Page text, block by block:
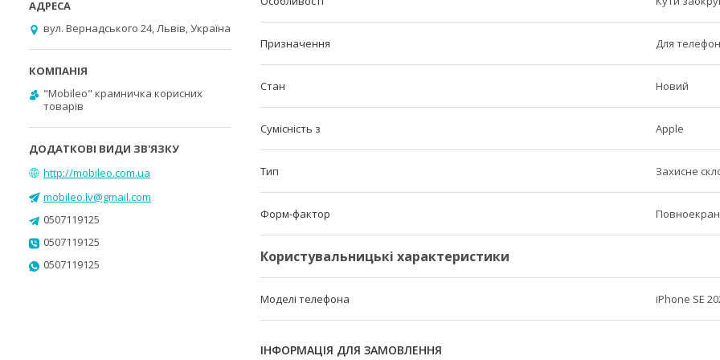
Призначення Для
Стан Новий
Сумісність з Apple
Тип Захисне
Форм-фактор
Користувальницькі характеристики
Моделі телефона iPhone SE
ІНФОРМАЦІЯ ДЛЯ ЗАМОВЛЕННЯ
вул. Вернадського 24, Львів, Україна
"Mobileo" крамничка корисних
товарів
http://mobileo.com.ua
mobileo.lv@gmail.com
0507119125
0507119125
0507119125